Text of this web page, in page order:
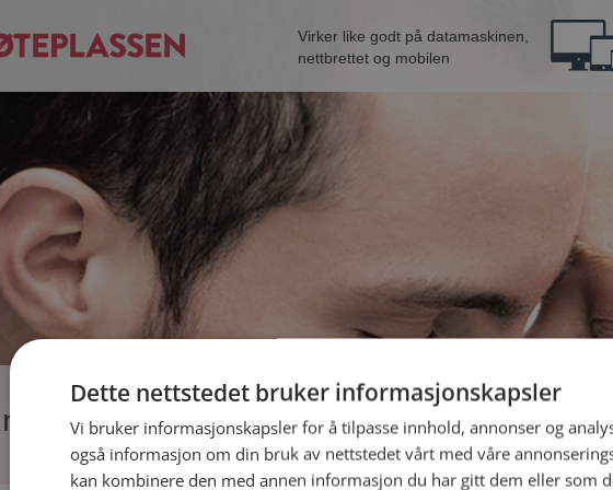
Virker like godt på datamaskinen,
nettbrettet og mobilen
single mann fra Skien
Dette nettstedet bruker informasjonskapsler
Vi bruker informasjonskapsler for å tilpasse innhold, annonser og
også informasjon om din bruk av nettstedet vårt med våre
kan kombinere den med annen informasjon du har gitt dem eller som